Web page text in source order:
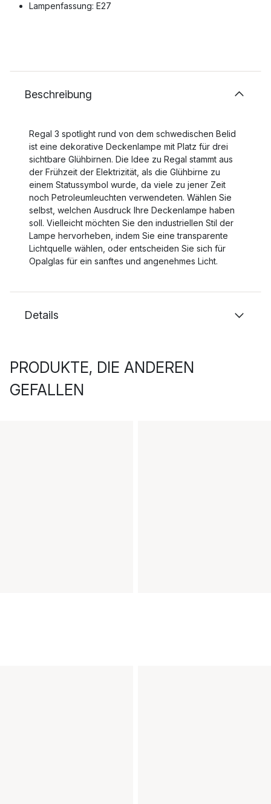
Lampenfassung: E27
Beschreibung
Regal 3 spotlight rund von dem schwedischen Belid
ist eine dekorative Deckenlampe mit Platz für drei
sichtbare Glühbirnen. Die Idee zu Regal stammt aus
der Frühzeit der Elektrizität, als die Glühbirne zu
einem Statussymbol wurde, da viele zu jener Zeit
noch Petroleumleuchten verwendeten. Wählen Sie
selbst, welchen Ausdruck Ihre Deckenlampe haben
soll. Vielleicht möchten Sie den industriellen Stil der
Lampe hervorheben, indem Sie eine transparente
Lichtquelle wählen, oder entscheiden Sie sich für
Opalglas für ein sanftes und angenehmes Licht.
Details
PRODUKTE, DIE ANDEREN
GEFALLEN